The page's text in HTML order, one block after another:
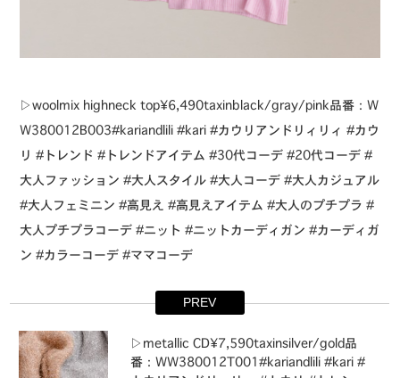
▷woolmix highneck top¥6,490taxinblack/gray/pink品番：W
W380012B003#kariandlili #kari #カウリアンドリィリィ #カウ
リ #トレンド #トレンドアイテム #30代コーデ #20代コーデ #
大人ファッション #大人スタイル #大人コーデ #大人カジュアル
#大人フェミニン #高見え #高見えアイテム #大人のプチプラ #
大人プチプラコーデ #ニット #ニットカーディガン #カーディガ
ン #カラーコーデ #ママコーデ
PREV
▷metallic CD¥7,590taxinsilver/gold品
番：WW380012T001#kariandlili #kari #